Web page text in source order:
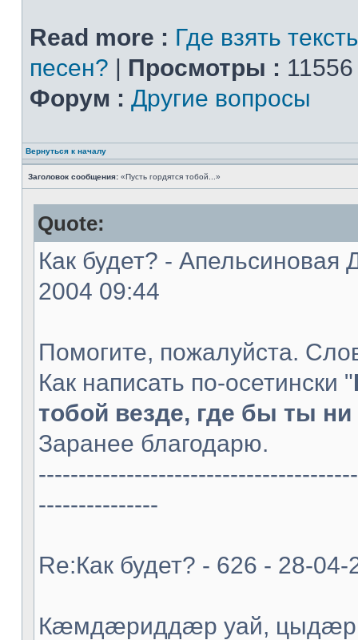
Read more : Где взять
песен? | Просмотры :
Форум : Другие вопросы
Вернуться к началу
Заголовок сообщения: «Пусть гордятся тобой...»
Quote:
Как будет? - Апельсиновая
2004 09:44
Помогите, пожалуйста.
Как написать по-осетински "
тобой везде, где бы ты
Заранее благодарю.
---------------
Re:Как будет? - 626 - 28-
Кæмдæриддæр уай,